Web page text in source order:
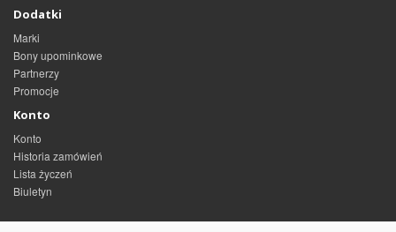
Dodatki
Marki
Bony upominkowe
Partnerzy
Promocje
Konto
Konto
Historia zamówień
Lista życzeń
Biuletyn